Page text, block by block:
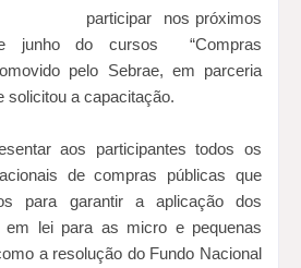
participar nos próximos
do cursos “Compras
pelo Sebrae, em parceria
solicitou a capacitação.
aos participantes todos os
de compras públicas que
para garantir a aplicação dos
em lei para as micro e pequenas
a resolução do Fundo Nacional